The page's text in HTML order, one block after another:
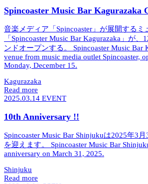
Spincoaster Music Bar Kagurazaka
音楽メディア「Spincoaster」が展開するミ
「Spincoaster Music Bar Kagurazaka」が
ンドオープンする。
Spincoaster Music Bar
venue from music media outlet Spincoaster,
Monday, December 15.
Kagurazaka
Read more
2025.03.14 EVENT
10th Anniversary !!
Spincoaster Music Bar Shinjukuは2025年3
を迎えます。
Spincoaster Music Bar
anniversary on March 31, 2025.
Shinjuku
Read more